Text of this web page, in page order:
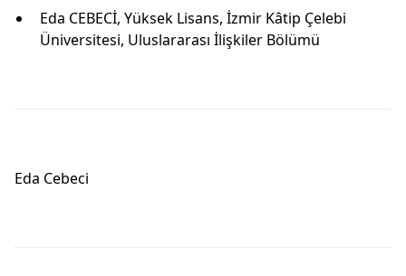
Eda CEBECİ, Yüksek Lisans, İzmir Kâtip Çelebi
Üniversitesi, Uluslararası İlişkiler Bölümü
Eda Cebeci̇